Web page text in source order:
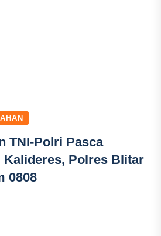
TNI-Polri Pasca
Kalideres, Polres Blitar
0808